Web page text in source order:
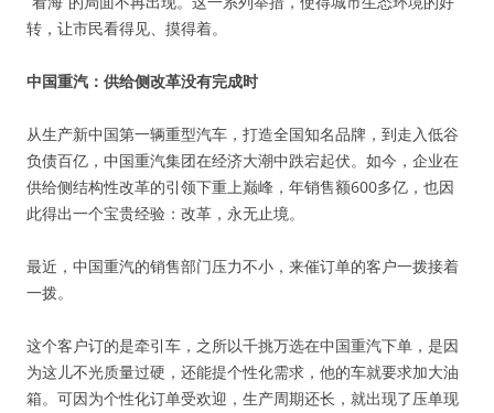
转，让市民看得见、摸得着。
中国重汽：供给侧改革没有完成时
从生产新中国第一辆重型汽车，打造全国知名品牌，到走入低谷
负债百亿，中国重汽集团在经济大潮中跌宕起伏。如今，企业在
供给侧结构性改革的引领下重上巅峰，年销售额600多亿，也因
此得出一个宝贵经验：改革，永无止境。
最近，中国重汽的销售部门压力不小，来催订单的客户一拨接着
一拨。
这个客户订的是牵引车，之所以千挑万选在中国重汽下单，是因
为这儿不光质量过硬，还能提个性化需求，他的车就要求加大油
箱。可因为个性化订单受欢迎，生产周期还长，就出现了压单现